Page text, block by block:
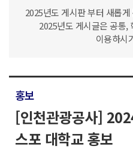
2025년도 게시판 부터 새롭
2025년도 게시글은 공통,
이용하시
홍보
[인천관광공사]
스포 대학교 홍보